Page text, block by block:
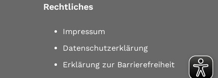
Rechtliches
Impressum
Datenschutzerklärung
Erklärung zur Barrierefreiheit